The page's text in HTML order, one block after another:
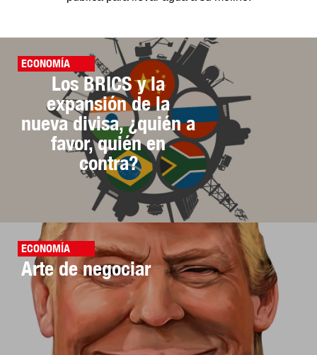
ECONOMÍA
Los BRICS y la
expansión de la
nueva divisa, ¿quién a
favor, quién en
contra?
ECONOMÍA
Arte de negociar